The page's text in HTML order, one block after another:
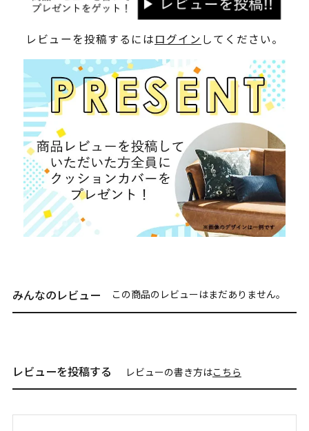
レビューを投稿するにはログイン してください。
みんなのレビュー この商品のレビューはまだありません。
レビューを投稿する レビューの書き方はこちら